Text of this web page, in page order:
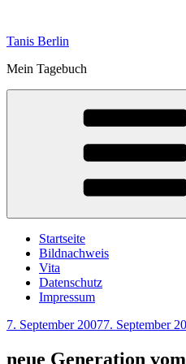
springen
Tanis Berlin
Mein Tagebuch
Startseite
Bildnachweis
Vita
Datenschutz
Impressum
Veröffentlicht
7. September 20077. September
neue Generation